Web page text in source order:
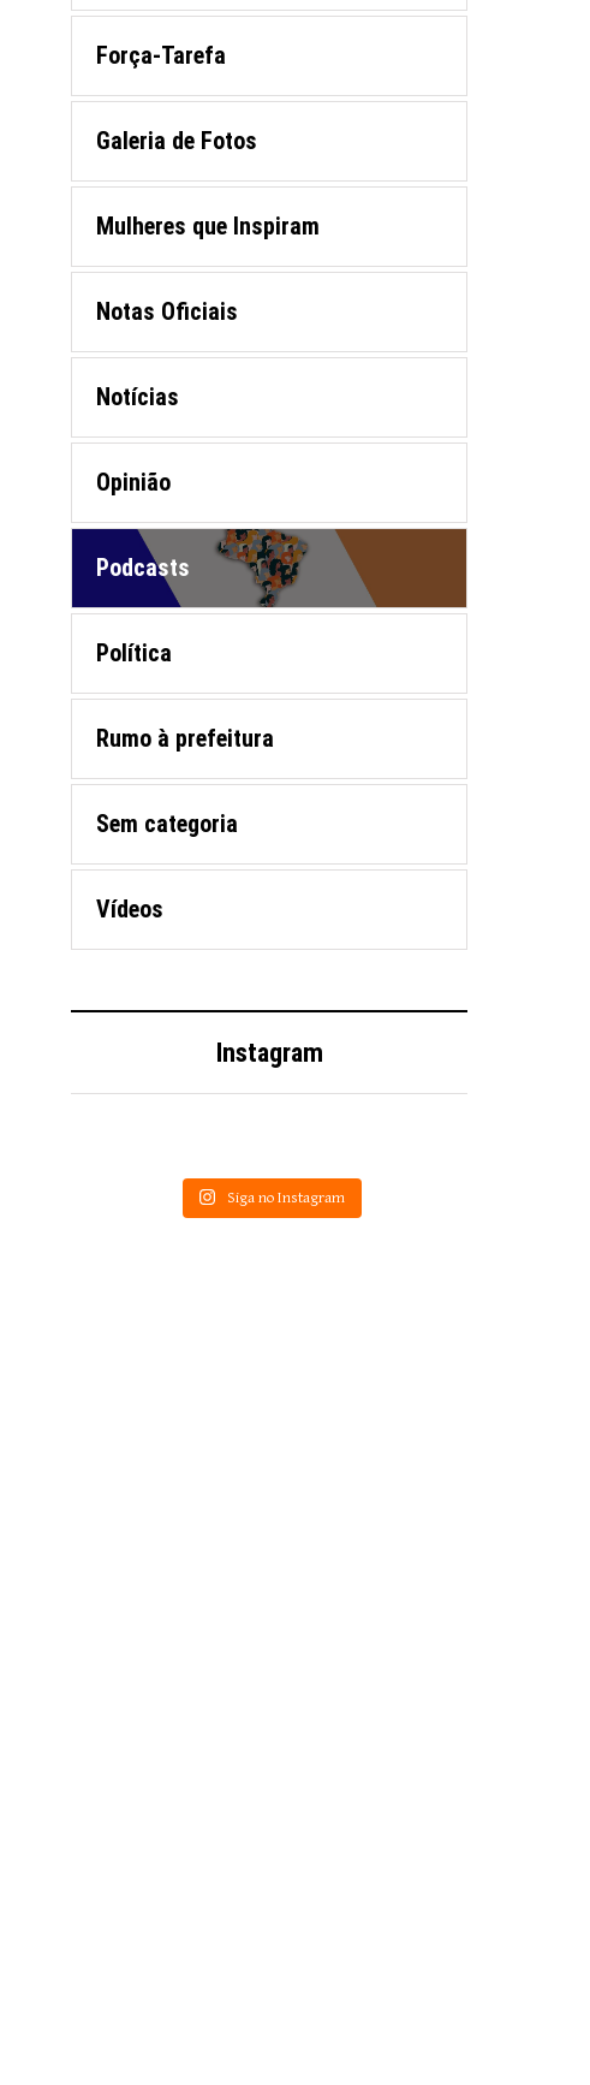
Força-Tarefa
Galeria de Fotos
Mulheres que Inspiram
Notas Oficiais
Notícias
Opinião
Podcasts
Política
Rumo à prefeitura
Sem categoria
Vídeos
Instagram
Siga no Instagram